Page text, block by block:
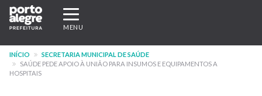
Pular
para
conteúdo
principal
Expandir/recolher
navegação
MENU
INÍCIO
SECRETARIA MUNICIPAL DE SAÚDE
SAÚDE PEDE APOIO À UNIÃO PARA INSUMOS E EQUIPAMENTOS A
HOSPITAIS